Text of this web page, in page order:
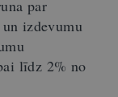
par
izdevumu
līdz 2% no